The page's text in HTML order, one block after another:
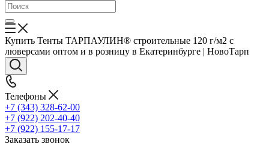
Купить Тенты ТАРПАУЛИН® строительные 120 г/м2 с
люверсами оптом и в розницу в Екатеринбурге | НовоТарп
Телефоны
+7 (343) 328-62-00
+7 (922) 202-40-40
+7 (922) 155-17-17
Заказать звонок